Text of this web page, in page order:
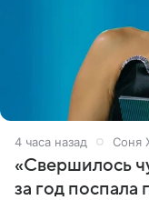
4 часа назад Соня
«Свершилось
за год поспала